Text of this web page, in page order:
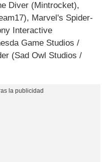
Diver (Mintrocket),
Marvel's Spider-
Interactive
Game Studios /
(Sad Owl Studios /